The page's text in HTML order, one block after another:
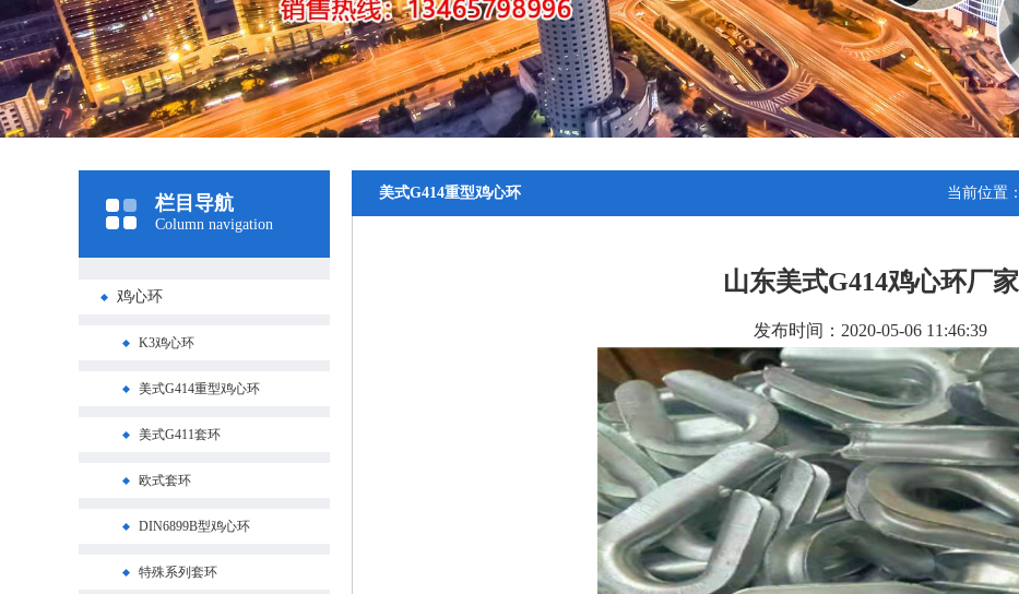
栏目导航
Column navigation
鸡心环
K3鸡心环
美式G414重型鸡心环
美式G411套环
欧式套环
DIN6899B型鸡心环
特殊系列套环
当前位置：
美式G414重型鸡心环
山东美式G414鸡心环厂家
发布时间：2020-05-06 11:46:39